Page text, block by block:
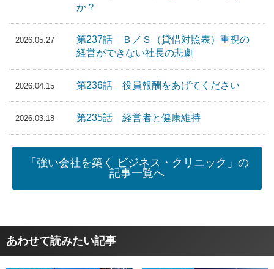
か？
2026.05.27
第237話 Ｂ／Ｓ（貸借対照表）重視の
経営ができない社長の悲劇
2026.04.15 第236話 役員報酬をあげてください
2026.03.18 第235話 経営者と健康維持
「強い会社を築く ビジネス・クリニック」の
記事一覧へ
あわせて読みたい記事